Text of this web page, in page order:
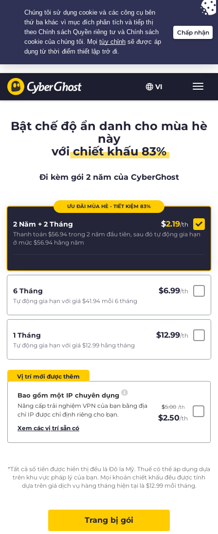
VI
đổi
Your choice:The Best Dealfor 2.1666666666667-years at $
/month
Bật chế độ ẩn danh cho mùa hè
này
vớichiết khấu 83%
Đi kèm gói 2 năm của CyberGhost
ƯU ĐÃI MÙA HÈ - TIẾT KIỆM 83%
2 Năm + 2 Tháng $2.19/th
Thanh toán $56.94 trong 2 năm đầu tiên, sau đó tự động gia hạn
ở mức $56.94 hằng năm
6 Tháng $6.99/th
Tự động gia hạn với giá $41.94 mỗi 6 tháng
1 Tháng $12.99/th
Tự động gia hạn với giá $12.99 hằng tháng
Vị trí mới được thêm
Bao gồm một IP chuyên dụng
Nâng cấp trải nghiệm VPN của bạn bằng địa
chỉ IP được chỉ định riêng cho bạn.
Xem các vị trí sẵn có
$5.00 /th
$2.50/th
*Tất cả số tiền được hiển thị đều là Đô la Mỹ. Thuế có thể áp dụng dựa
trên khu vực pháp lý của bạn. Mọi khoản chiết khấu đều được tính
dựa trên giá dịch vụ hàng tháng hiện tại là $12.99mỗi tháng.
Trang bị gói